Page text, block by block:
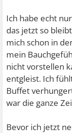
Ich habe echt
das jetzt so
mich schon in
mein
nicht vorstellen
entgleist. Ich
Buffet
war die ganze
Bevor ich jetzt